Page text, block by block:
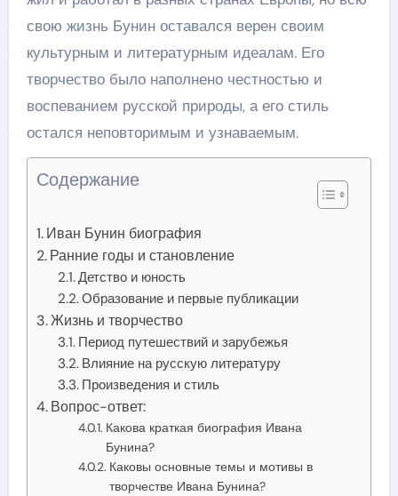
свою жизнь Бунин оставался верен своим
культурным и литературным идеалам. Его
творчество было наполнено честностью и
воспеванием русской природы, а его стиль
остался неповторимым и узнаваемым.
Содержание
Иван Бунин биография
Ранние годы и становление
Детство и юность
Образование и первые публикации
Жизнь и творчество
Период путешествий и зарубежья
Влияние на русскую литературу
Произведения и стиль
Вопрос-ответ:
Какова краткая биография Ивана
Бунина?
Каковы основные темы и мотивы в
творчестве Ивана Бунина?